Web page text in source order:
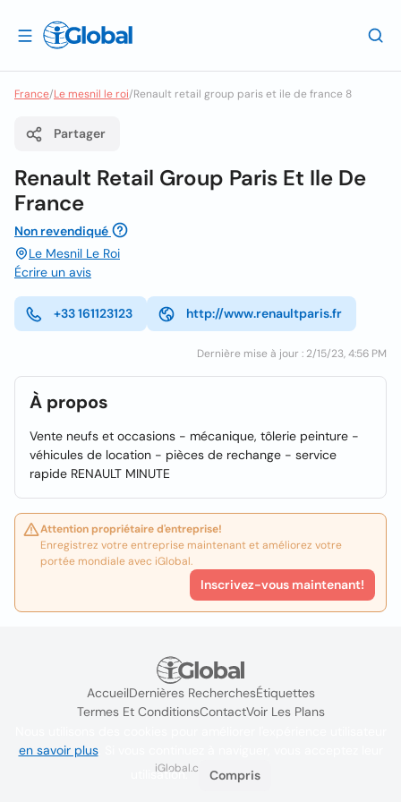
France/Le mesnil le roi/Renault retail group paris et ile de france 8
Partager
Renault Retail Group Paris Et Ile De
France
Non revendiqué
Le Mesnil Le Roi
Écrire un avis
+33 161123123 http://www.renaultparis.fr
Dernière mise à jour : 2/15/23, 4:56 PM
À propos
Vente neufs et occasions - mécanique, tôlerie peinture -
véhicules de location - pièces de rechange - service
rapide RENAULT MINUTE
Attention propriétaire d'entreprise!
Enregistrez votre entreprise maintenant et améliorez votre
portée mondiale avec iGlobal.
Inscrivez-vous maintenant!
AccueilDernières RecherchesÉtiquettes
Termes Et ConditionsContactVoir Les Plans
iGlobal.co @ 2024
en savoir plus. Si vous continuez à naviguer, vous acceptez leur
utilisation.
Compris